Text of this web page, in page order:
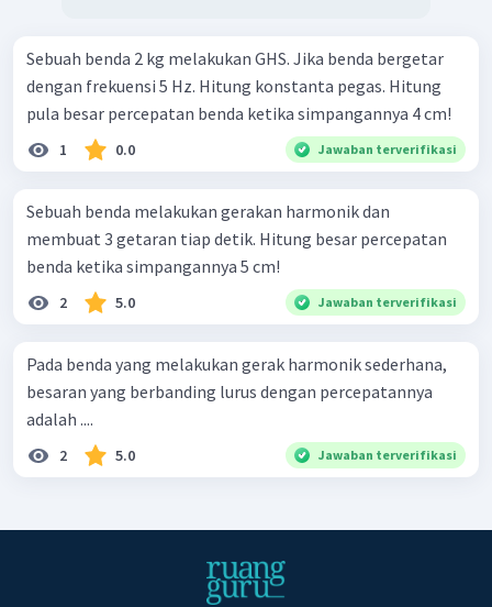
Sebuah benda 2 kg melakukan GHS. Jika benda bergetar
dengan frekuensi 5 Hz. Hitung konstanta pegas. Hitung
pula besar percepatan benda ketika simpangannya 4 cm!
1 0.0 Jawaban terverifikasi
Sebuah benda melakukan gerakan harmonik dan
membuat 3 getaran tiap detik. Hitung besar percepatan
benda ketika simpangannya 5 cm!
2 5.0 Jawaban terverifikasi
Pada benda yang melakukan gerak harmonik sederhana,
besaran yang berbanding lurus dengan percepatannya
adalah ....
2 5.0 Jawaban terverifikasi